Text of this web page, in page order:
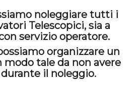
noleggiare tutti i
Telescopici, sia a
servizio operatore.
organizzare un
modo tale da non avere
il noleggio.